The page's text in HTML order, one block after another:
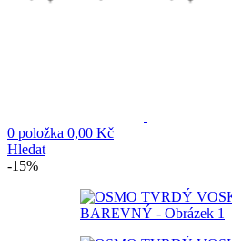
0 položka 0,00 Kč
Hledat
-15%